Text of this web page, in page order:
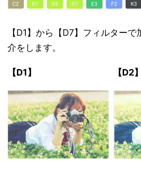
【D1】から【D7】フィルター
介をします。
【D1】 【D2】